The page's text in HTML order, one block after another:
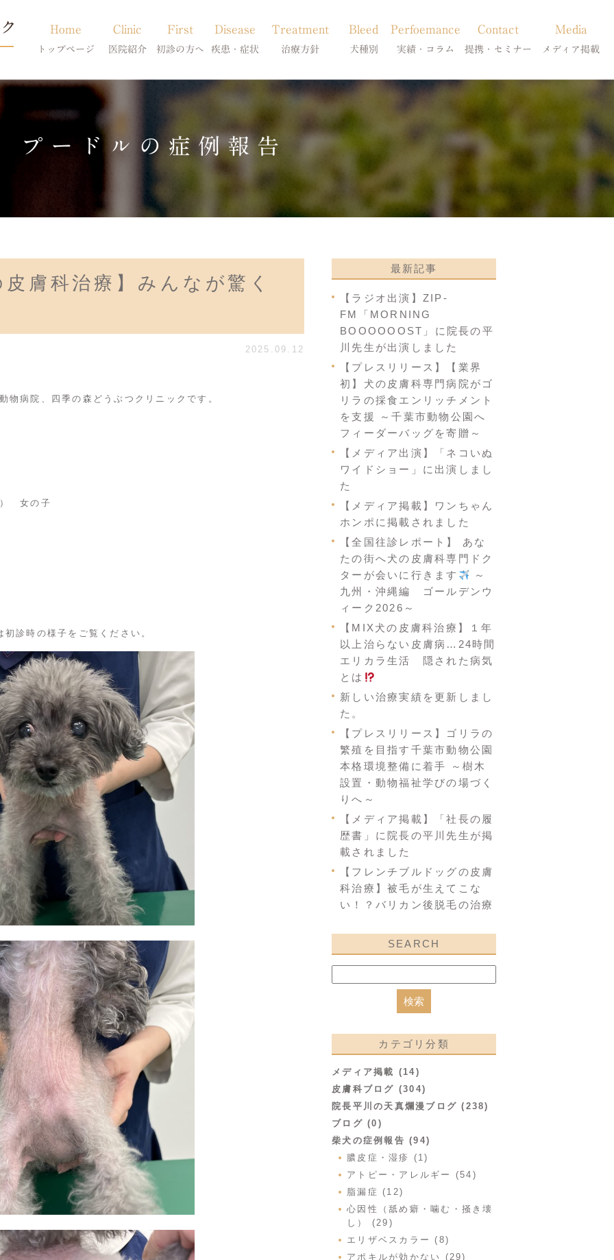
Home
トップページ
Clinic
医院紹介
当院のご紹介
獣医師紹介
First
初診の方へ
初診の方へ
Disease
疾患・症状
アトピー・アレルギー
膿皮症・脂漏症
脱毛症・アロペシアX
アポキルが効かない皮膚病
Treatment
治療方針
体質改善・食事療法
Bleed
犬種別
柴犬の皮膚病
シーズーの皮膚病
フレンチブルドッグの皮膚病
トイプードルの皮膚病
Perfoemance
実績・コラム
症状別
コラム「皮膚科のいろは」
Contact
提携・セミナー
診療提携・セミナー開催
Media
メディア掲載
プードルの症例報告
膚科治療】みんなが驚く
2025.09.12
物病院、四季の森どうぶつクリニックです。
女の子
初診時の様子をご覧ください。
最新記事
【ラジオ出演】ZIP-
FM「MORNING
BOOOOOOST」に院長の平
川先生が出演しました
【プレスリリース】【業界
初】犬の皮膚科専門病院がゴ
リラの採食エンリッチメント
を支援 ～千葉市動物公園へ
フィーダーバッグを寄贈～
【メディア出演】「ネコいぬ
ワイドショー」に出演しまし
た
【メディア掲載】ワンちゃん
ホンポに掲載されました
【全国往診レポート】 あな
たの街へ犬の皮膚科専門ドク
ターが会いに行きます
～
九州・沖縄編 ゴールデンウ
ィーク2026～
【MIX犬の皮膚科治療】１年
以上治らない皮膚病…24時間
エリカラ生活 隠された病気
とは
新しい治療実績を更新しまし
た。
【プレスリリース】ゴリラの
繁殖を目指す千葉市動物公園
本格環境整備に着手 ～樹木
設置・動物福祉学びの場づく
りへ～
【メディア掲載】「社長の履
歴書」に院長の平川先生が掲
載されました
【フレンチブルドッグの皮膚
科治療】被毛が生えてこな
い！？バリカン後脱毛の治療
SEARCH
カテゴリ分類
メディア掲載 (14)
皮膚科ブログ (304)
院長平川の天真爛漫ブログ (238)
ブログ (0)
柴犬の症例報告 (94)
膿皮症・湿疹 (1)
アトピー・アレルギー (54)
脂漏症 (12)
心因性（舐め癖・噛む・掻き壊
し） (29)
エリザベスカラー (8)
アポキルが効かない (29)